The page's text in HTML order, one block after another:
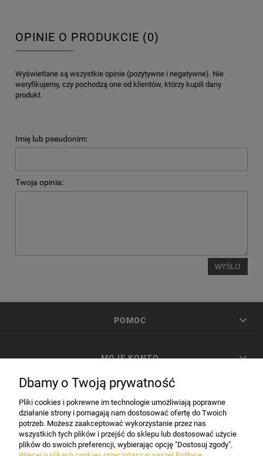
OPINIE O PRODUKCIE (0)
Wyświetlane są wszystkie opinie (pozytywne i negatywne). Nie
weryfikujemy, czy pochodzą one od klientów, którzy kupili dany
produkt.
Imię lub pseudonim:
Twoja opinia:
WYŚLIJ
POMOC
MOJE KONTO
INFORMACJE
Dbamy o Twoją prywatność
Pliki cookies i pokrewne im technologie umożliwiają poprawne
działanie strony i pomagają nam dostosować ofertę do Twoich
potrzeb. Możesz zaakceptować wykorzystanie przez nas
wszystkich tych plików i przejść do sklepu lub dostosować użycie
plików do swoich preferencji, wybierając opcję "Dostosuj zgody".